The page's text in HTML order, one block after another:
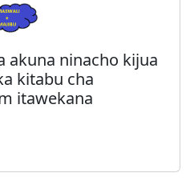
akuna ninacho kijua
kitabu cha
itawekana